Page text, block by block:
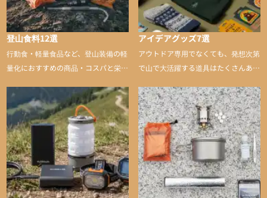
登山食料12選
行動食・軽量食品など、登山装備の軽
量化におすすめの商品・コスパと栄養
アイデアグッズ7選
アウトドア専用でなくても、発想次第
で山で大活躍する道具はたくさんあり
山に持ち込むと快適性や安心感をグッ
と引き上げてくれる――そんな意外性
のあるアイテムを紹介